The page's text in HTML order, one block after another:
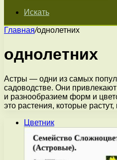
Искать
Главная/однолетних
однолетних
Астры — одни из самых
садоводстве. Они
и разнообразием форм и
это растения, которые
Цветник